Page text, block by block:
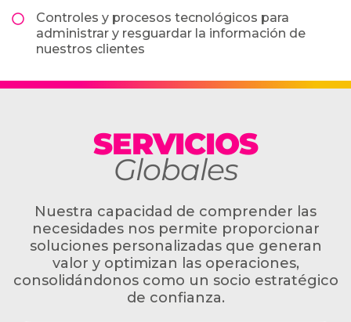
Controles y procesos tecnológicos para
administrar y resguardar la información de
nuestros clientes
SERVICIOS
Globales
Nuestra capacidad de comprender las
necesidades nos permite proporcionar
soluciones personalizadas que generan
valor y optimizan las operaciones,
consolidándonos como un socio estratégico
de confianza.